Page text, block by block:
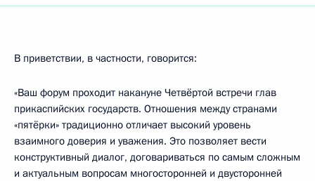
В приветствии, в частности, говорится:
«Ваш форум проходит накануне Четвёртой встречи глав
прикаспийских государств. Отношения между странами
«пятёрки» традиционно отличает высокий уровень
взаимного доверия и уважения. Это позволяет вести
конструктивный диалог, договариваться по самым сложным
и актуальным вопросам многосторонней и двусторонней